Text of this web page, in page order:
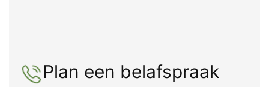
Plan een belafspraak